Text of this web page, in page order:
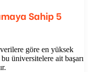
Sahip 5
göre en yüksek
üniversitelere ait başarı